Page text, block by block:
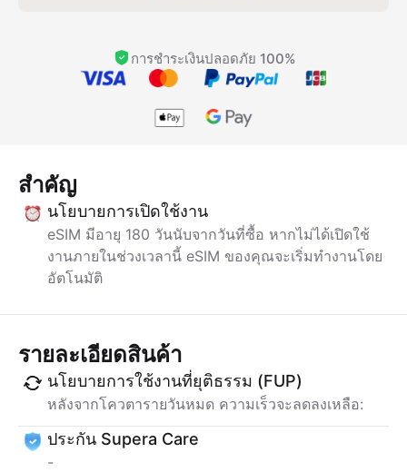
การชำระเงินปลอดภัย 100%
สำคัญ
นโยบายการเปิดใช้งาน
eSIM มีอายุ 180 วันนับจากวันที่ซื้อ หากไม่ได้เปิดใช้
งานภายในช่วงเวลานี้ eSIM ของคุณจะเริ่มทำงานโดย
อัตโนมัติ
รายละเอียดสินค้า
นโยบายการใช้งานที่ยุติธรรม (FUP)
หลังจากโควตารายวันหมด ความเร็วจะลดลงเหลือ:
ประกัน Supera Care
-